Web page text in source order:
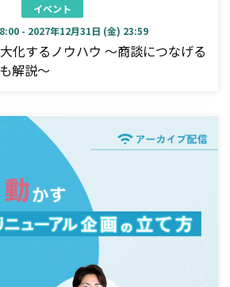
イベント
- 2027年12月31日 (金) 23:59
化するノウハウ ～商談につなげる
解説～